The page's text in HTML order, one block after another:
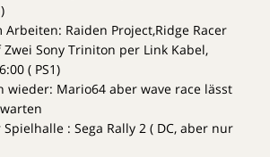
Arbeiten: Raiden Project,Ridge Racer
Sony Triniton per Link Kabel,
( PS1)
wieder: Mario64 aber wave race lässt
: Sega Rally 2 ( DC, aber nur